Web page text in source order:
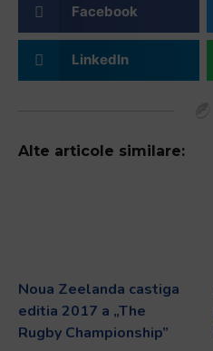
Facebook
LinkedIn
Alte articole similare:
Noua Zeelanda castiga
editia 2017 a „The
Rugby Championship”